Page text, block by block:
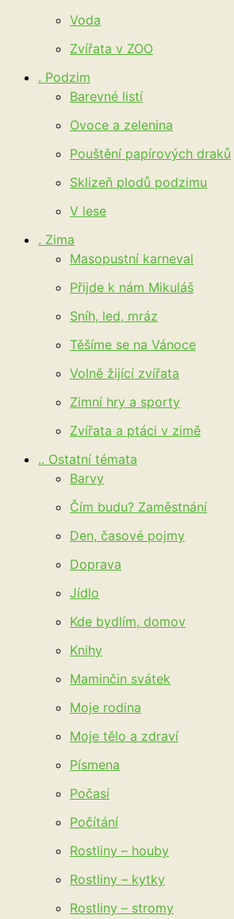
Voda
Zvířata v ZOO
. Podzim
Barevné listí
Ovoce a zelenina
Pouštění papírových draků
Sklizeň plodů podzimu
V lese
. Zima
Masopustní karneval
Přijde k nám Mikuláš
Sníh, led, mráz
Těšíme se na Vánoce
Volně žijící zvířata
Zimní hry a sporty
Zvířata a ptáci v zimě
.. Ostatní témata
Barvy
Čím budu? Zaměstnání
Den, časové pojmy
Doprava
Jídlo
Kde bydlím, domov
Knihy
Maminčin svátek
Moje rodina
Moje tělo a zdraví
Písmena
Počasí
Počítání
Rostliny – houby
Rostliny – kytky
Rostliny – stromy